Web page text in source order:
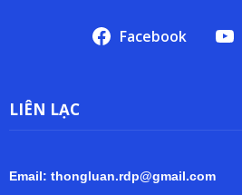
Facebook
LIÊN LẠC
Email: thongluan.rdp@gmail.com